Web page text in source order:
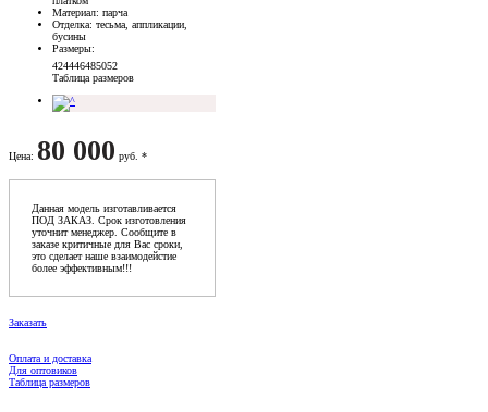
Материал: парча
Отделка: тесьма, аппликации,
бусины
Размеры:
424446485052
Таблица размеров
Цена: 80 000 руб. *
Данная модель изготавливается
ПОД ЗАКАЗ. Срок изготовления
уточнит менеджер. Сообщите в
заказе критичные для Вас сроки,
это сделает наше взаимодейстие
более эффективным!!!
Заказать
Оплата и доставка
Для оптовиков
Таблица размеров